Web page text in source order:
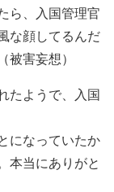
ら、入国管理官
な顔してるんだ
被害妄想）
たようで、入国
になっていたか
本当にありがと